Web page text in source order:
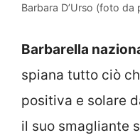
Barbara D’Urso (foto
Barbarella
spiana tutto ciò
positiva e solare
il suo smagliante